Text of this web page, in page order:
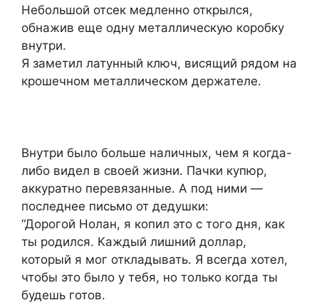
Небольшой отсек медленно открылся,
обнажив еще одну металлическую коробку
внутри.
Я заметил латунный ключ, висящий рядом на
крошечном металлическом держателе.
Внутри было больше наличных, чем я когда-
либо видел в своей жизни. Пачки купюр,
аккуратно перевязанные. А под ними —
последнее письмо от дедушки:
“Дорогой Нолан, я копил это с того дня, как
ты родился. Каждый лишний доллар,
который я мог откладывать. Я всегда хотел,
чтобы это было у тебя, но только когда ты
будешь готов.